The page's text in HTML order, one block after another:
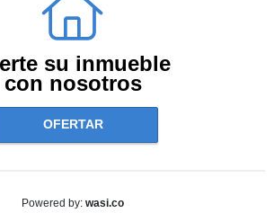
su inmueble
con nosotros
OFERTAR
Powered by: wasi.co